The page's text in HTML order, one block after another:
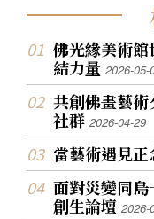
佛光緣美術
結力量2026-05-
共創佛畫藝
社群2026-04-29
當藝術遇見
面對災變同
創生論壇2026-